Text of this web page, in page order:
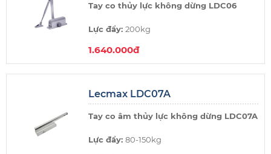
Tay co thủy lực không dừng LDC06
Lực đẩy: 200kg
Thương hiệu:
Xuất xứ:Trung Quốc
Không điểm dừng
1.640.000đ
Lecmax LDC07A
Tay co âm thủy lực không dừng LDC07A
Lực đẩy: 80-150kg